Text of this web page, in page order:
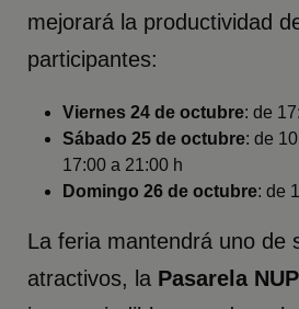
mejorará la productividad
participantes:
Viernes 24 de octubre: de
Sábado 25 de octubre: de
17:00 a 21:00 h
Domingo 26 de octubre: de
La feria mantendrá uno de
atractivos, la Pasarela